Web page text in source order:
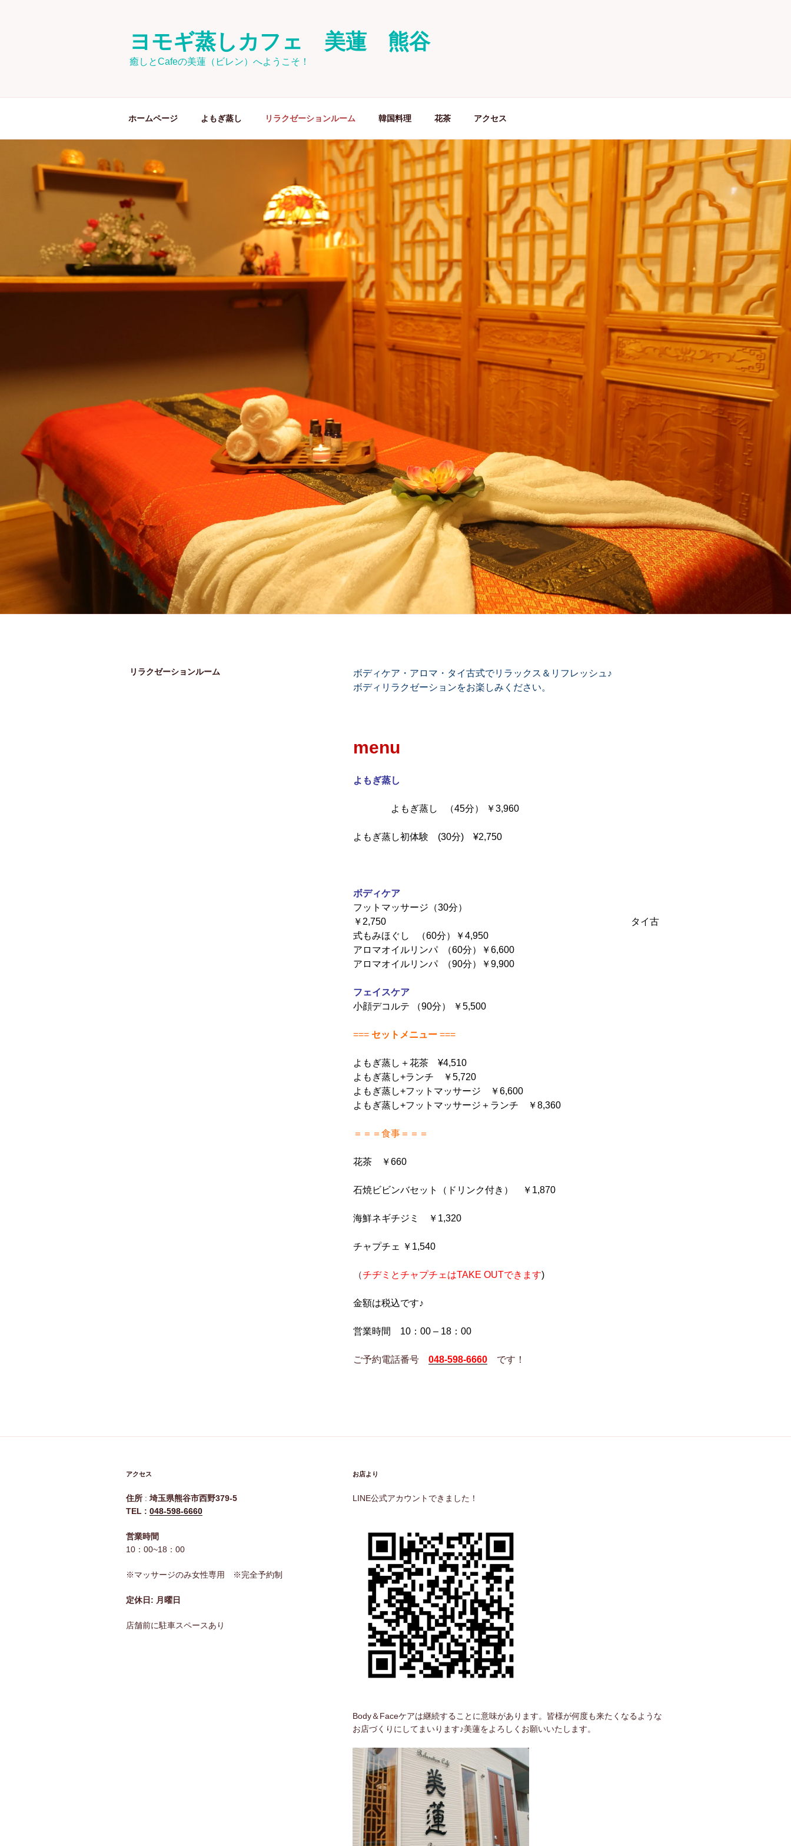
ヨモギ蒸しカフェ 美蓮 熊谷
癒しとCafeの美蓮（ビレン）へようこそ！
ホームページ よもぎ蒸し リラクゼーションルーム 韓国料理 花茶 アクセス
リラクゼーションルーム
ボディケア・アロマ・タイ古式でリラックス＆リフレッシュ♪
ボディリラクゼーションをお楽しみください。
menu
よもぎ蒸し
よもぎ蒸し （45分） ￥3,960
よもぎ蒸し初体験 (30分) ¥2,750
ボディケア
フットマッサージ（30分）
￥2,750 タイ古
式もみほぐし （60分）￥4,950
アロマオイルリンパ （60分）￥6,600
アロマオイルリンパ （90分）￥9,900
フェイスケア
小顔デコルテ （90分） ￥5,500
=== セットメニュー===
よもぎ蒸し＋花茶 ¥4,510
よもぎ蒸し+ランチ ￥5,720
よもぎ蒸し+フットマッサージ ￥6,600
よもぎ蒸し+フットマッサージ＋ランチ ￥8,360
＝＝＝食事＝＝＝
花茶 ￥660
石焼ビビンバセット（ドリンク付き） ￥1,870
海鮮ネギチジミ ￥1,320
チャプチェ ￥1,540
（チヂミとチャプチェ はTAKE OUTできます)
金額は税込です♪
営業時間 10：00 – 18：00
ご予約電話番号 048-598-6660です！
アクセス
住所 : 埼玉県熊谷市西野379-5
TEL : 048-598-6660
営業時間
10：00~18：00
※マッサージのみ女性専用 ※完全予約制
定休日: 月曜日
店舗前に駐車スペースあり
お店より
LINE公式アカウントできました！
Body＆Faceケアは継続することに意味があります。皆様が何度も来たくなるような
お店づくりにしてまいります♪美蓮をよろしくお願いいたします。